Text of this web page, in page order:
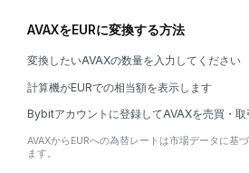
AVAXをEURに変換する方法
変換したいAVAXの数量を入力してください
計算機がEURでの相当額を表示します
Bybitアカウントに登録してAVAXを売買・取
AVAXからEURへの為替レートは市場データに基
ます。